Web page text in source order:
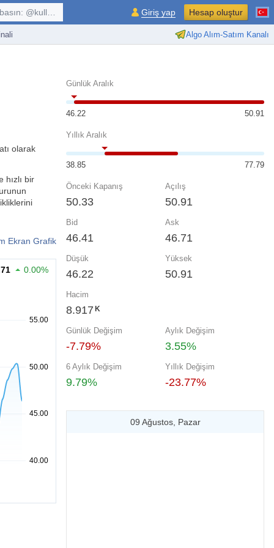
Algo Alım-Satım Kanalı
$sembol, ... Giriş yap Hesap oluştur
olarak
bir
Ekran Grafik
0.00%
Günlük Aralık
46.22 50.91
Yıllık Aralık
38.85 77.79
Önceki Kapanış
50.33
Açılış
50.91
Bid
46.41
Ask
46.71
Düşük
46.22
Yüksek
50.91
Hacim
8.917 K
Günlük Değişim
-7.79%
Aylık Değişim
3.55%
6 Aylık Değişim
9.79%
Yıllık Değişim
-23.77%
09 Ağustos, Pazar